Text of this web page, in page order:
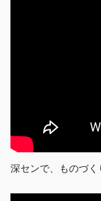
深センで、ものづ